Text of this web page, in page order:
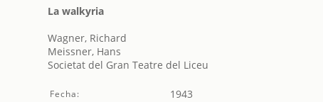
La walkyria
Wagner, Richard
Meissner, Hans
Societat del Gran Teatre del Liceu
Fecha: 1943